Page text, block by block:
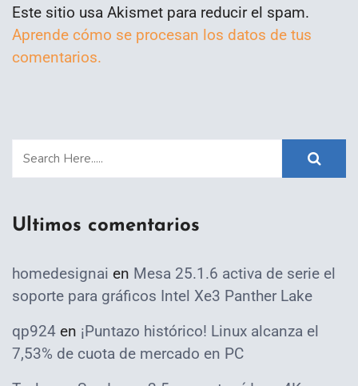
Este sitio usa Akismet para reducir el spam.
Aprende cómo se procesan los datos de tus
comentarios.
Ultimos comentarios
homedesignai en Mesa 25.1.6 activa de serie el
soporte para gráficos Intel Xe3 Panther Lake
qp924 en ¡Puntazo histórico! Linux alcanza el
7,53% de cuota de mercado en PC